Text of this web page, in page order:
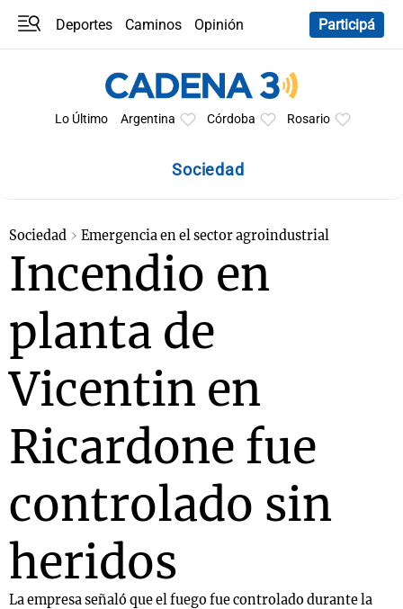
Deportes Caminos
Opinión
Participá
Lo Último Argentina Córdoba Rosario
Sociedad
Sociedad Emergencia en el sector agroindustrial
Incendio en
planta de
Vicentin en
Ricardone fue
controlado sin
heridos
La empresa señaló que el fuego fue controlado durante la